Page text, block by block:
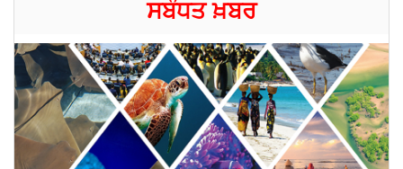
ਸਬੰਧਤ ਖ਼ਬਰ